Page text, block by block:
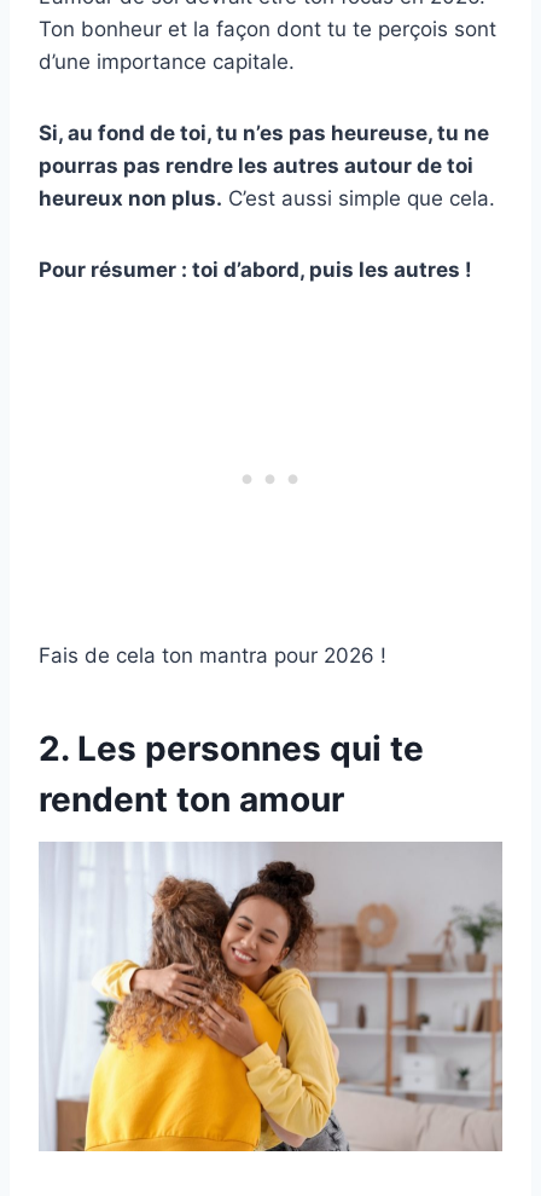
Ton bonheur et la façon dont tu te perçois sont
d’une importance capitale.
Si, au fond de toi, tu n’es pas heureuse, tu ne
pourras pas rendre les autres autour de toi
heureux non plus. C’est aussi simple que cela.
Pour résumer : toi d’abord, puis les autres !
Fais de cela ton mantra pour 2026 !
2. Les personnes qui te
rendent ton amour